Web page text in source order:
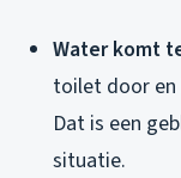
Water komt
toilet door en
Dat is een
situatie.